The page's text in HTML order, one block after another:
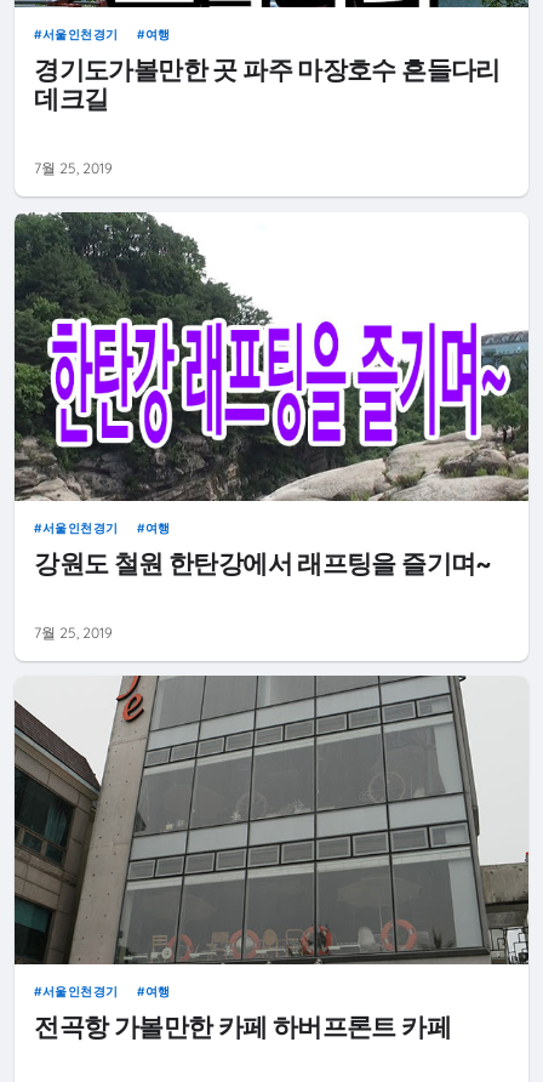
서울인천경기 여행
경기도가볼만한 곳 파주 마장호수 흔들다리
데크길
7월 25, 2019
서울인천경기 여행
강원도 철원 한탄강에서 래프팅을 즐기며~
7월 25, 2019
서울인천경기 여행
전곡항 가볼만한 카페 하버프론트 카페